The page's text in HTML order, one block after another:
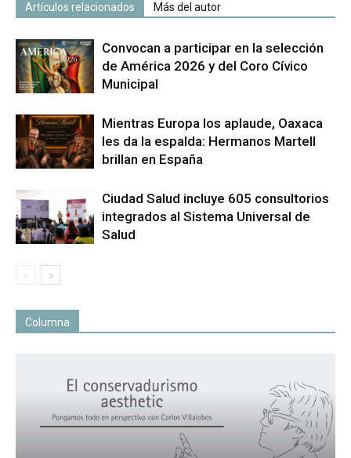
Artículos relacionados Más del autor
Convocan a participar en la selección
de América 2026 y del Coro Cívico
Municipal
Mientras Europa los aplaude, Oaxaca
les da la espalda: Hermanos Martell
brillan en España
Ciudad Salud incluye 605 consultorios
integrados al Sistema Universal de
Salud
Columna